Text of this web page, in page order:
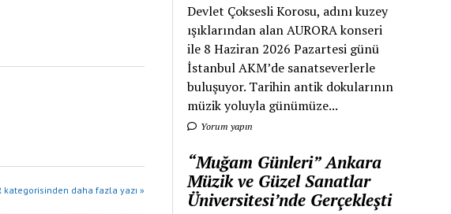
kategorisinden daha fazla yazı »
Devlet Çoksesli Korosu, adını kuzey
ışıklarından alan AURORA konseri
ile 8 Haziran 2026 Pazartesi günü
İstanbul AKM’de sanatseverlerle
buluşuyor. Tarihin antik dokularının
müzik yoluyla günümüze...
Yorum yapın
“Muğam Günleri” Ankara
Müzik ve Güzel Sanatlar
Üniversitesi’nde Gerçekleşti